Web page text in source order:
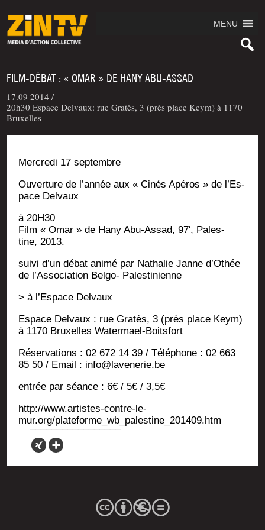
MENU
FILM-DÉBAT : « OMAR » DE HANY ABU-ASSAD
17.09 2014 /
20h30 Espace Delvaux: rue Gratès, 3 (près place Keym) à 1170
Bruxelles
Mer­cre­di 17 septembre
Ouver­ture de l’an­née aux « Cinés Apé­ros » de l’Es­
pace Delvaux
à 20H30
Film « Omar » de Hany Abu-Assad, 97′, Pales­
tine, 2013.
sui­vi d’un débat ani­mé par Natha­lie Janne d’O­thée
de l’As­so­cia­tion Bel­go- Palestinienne
> à l’Es­pace Delvaux
Espace Del­vaux : rue Gra­tès, 3 (près place Keym)
à 1170 Bruxelles Watermael-Boitsfort
Réser­va­tions : 02 672 14 39 / Télé­phone : 02 663
85 50 / Email : info@lavenerie.be
entrée par séance : 6€ / 5€ / 3,5€
http://www.artistes-contre-le-
mur.org/plateforme_wb_palestine_201409.htm